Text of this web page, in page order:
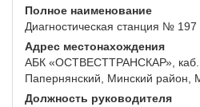
Полное наименование
Диагностическая станция № 197
Адрес местонахождения
АБК «ОСТВЕСТТРАНСКАР», каб.
Папернянский, Минский район,
Должность руководителя